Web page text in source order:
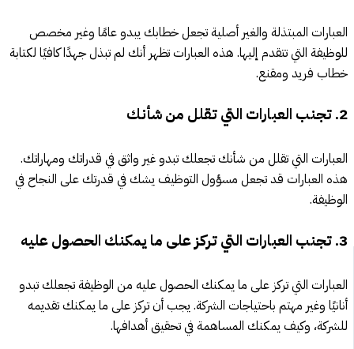
العبارات المبتذلة والغير أصلية تجعل خطابك يبدو عامًا وغير مخصص
للوظيفة التي تتقدم إليها. هذه العبارات تظهر أنك لم تبذل جهدًا كافيًا لكتابة
خطاب فريد ومقنع.
2. تجنب العبارات التي تقلل من شأنك
العبارات التي تقلل من شأنك تجعلك تبدو غير واثق في قدراتك ومهاراتك.
هذه العبارات قد تجعل مسؤول التوظيف يشك في قدرتك على النجاح في
الوظيفة.
3. تجنب العبارات التي تركز على ما يمكنك الحصول عليه
العبارات التي تركز على ما يمكنك الحصول عليه من الوظيفة تجعلك تبدو
أنانيًا وغير مهتم باحتياجات الشركة. يجب أن تركز على ما يمكنك تقديمه
للشركة، وكيف يمكنك المساهمة في تحقيق أهدافها.